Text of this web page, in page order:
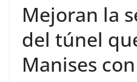
Mejoran la
del túnel
Manises